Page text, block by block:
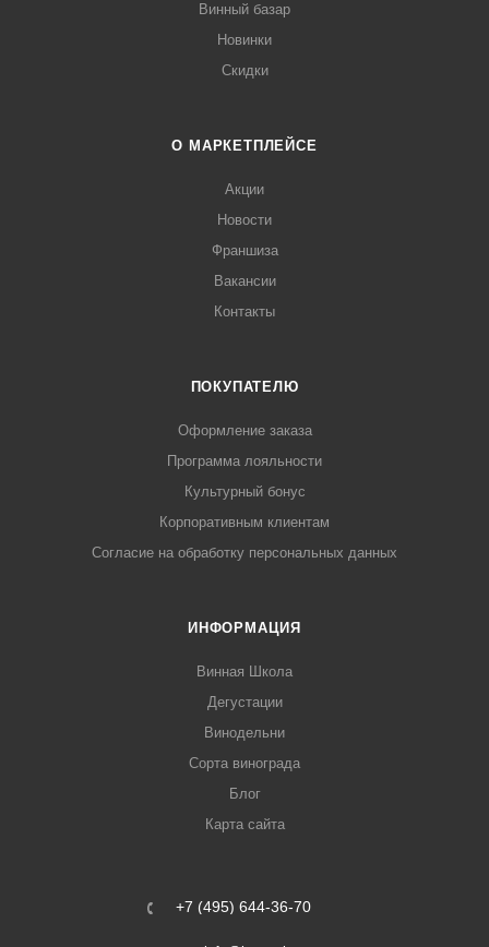
Винный базар
Новинки
Скидки
О МАРКЕТПЛЕЙСЕ
Акции
Новости
Франшиза
Вакансии
Контакты
ПОКУПАТЕЛЮ
Оформление заказа
Программа лояльности
Культурный бонус
Корпоративным клиентам
Согласие на обработку персональных данных
ИНФОРМАЦИЯ
Винная Школа
Дегустации
Винодельни
Сорта винограда
Блог
Карта сайта
+7 (495) 644-36-70